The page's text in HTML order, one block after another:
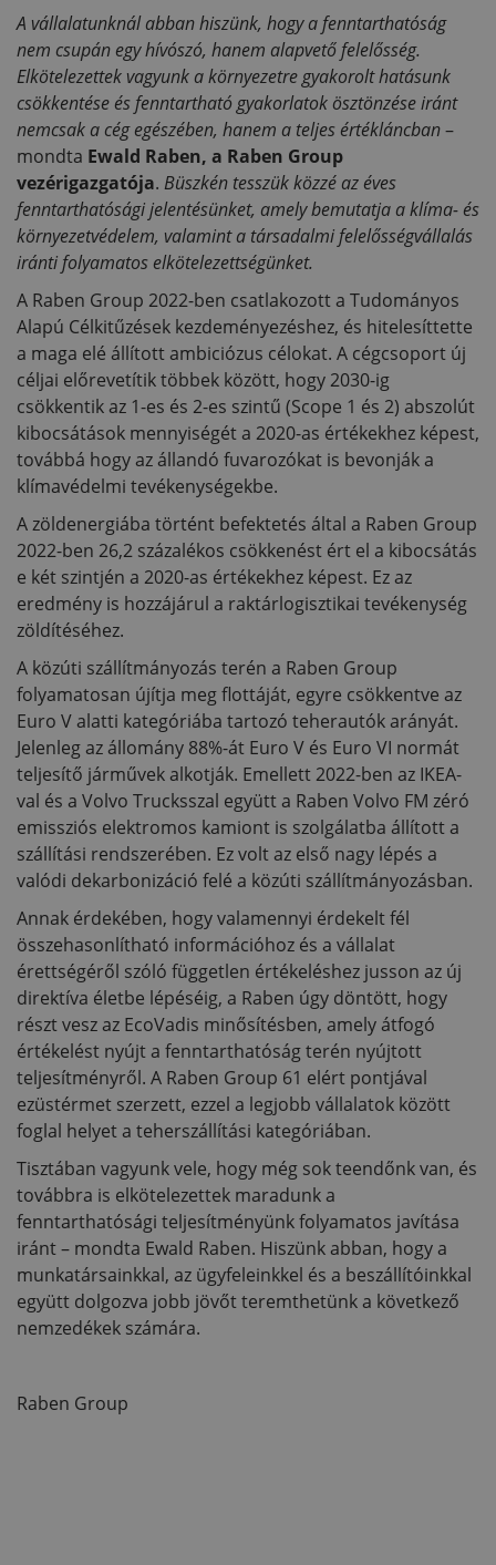
A vállalatunknál abban hiszünk, hogy a fenntarthatóság
nem csupán egy hívószó, hanem alapvető felelősség.
Elkötelezettek vagyunk a környezetre gyakorolt hatásunk
csökkentése és fenntartható gyakorlatok ösztönzése iránt
nemcsak a cég egészében, hanem a teljes értékláncban–
mondta Ewald Raben, a Raben Group
vezérigazgatója. Büszkén tesszük közzé az éves
fenntarthatósági jelentésünket, amely bemutatja a klíma- és
környezetvédelem, valamint a társadalmi felelősségvállalás
iránti folyamatos elkötelezettségünket.
A Raben Group 2022-ben csatlakozott a Tudományos
Alapú Célkitűzések kezdeményezéshez, és hitelesíttette
a maga elé állított ambiciózus célokat. A cégcsoport új
céljai előrevetítik többek között, hogy 2030-ig
csökkentik az 1-es és 2-es szintű (Scope 1 és 2) abszolút
kibocsátások mennyiségét a 2020-as értékekhez képest,
továbbá hogy az állandó fuvarozókat is bevonják a
klímavédelmi tevékenységekbe.
A zöldenergiába történt befektetés által a Raben Group
2022-ben 26,2 százalékos csökkenést ért el a kibocsátás
e két szintjén a 2020-as értékekhez képest. Ez az
eredmény is hozzájárul a raktárlogisztikai tevékenység
zöldítéséhez.
A közúti szállítmányozás terén a Raben Group
folyamatosan újítja meg flottáját, egyre csökkentve az
Euro V alatti kategóriába tartozó teherautók arányát.
Jelenleg az állomány 88%-át Euro V és Euro VI normát
teljesítő járművek alkotják. Emellett 2022-ben az IKEA-
val és a Volvo Trucksszal együtt a Raben Volvo FM zéró
emissziós elektromos kamiont is szolgálatba állított a
szállítási rendszerében. Ez volt az első nagy lépés a
valódi dekarbonizáció felé a közúti szállítmányozásban.
Annak érdekében, hogy valamennyi érdekelt fél
összehasonlítható információhoz és a vállalat
érettségéről szóló független értékeléshez jusson az új
direktíva életbe lépéséig, a Raben úgy döntött, hogy
részt vesz az EcoVadis minősítésben, amely átfogó
értékelést nyújt a fenntarthatóság terén nyújtott
teljesítményről. A Raben Group 61 elért pontjával
ezüstérmet szerzett, ezzel a legjobb vállalatok között
foglal helyet a teherszállítási kategóriában.
Tisztában vagyunk vele, hogy még sok teendőnk van, és
továbbra is elkötelezettek maradunk a
fenntarthatósági teljesítményünk folyamatos javítása
iránt – mondta Ewald Raben. Hiszünk abban, hogy a
munkatársainkkal, az ügyfeleinkkel és a beszállítóinkkal
együtt dolgozva jobb jövőt teremthetünk a következő
nemzedékek számára.
Raben Group